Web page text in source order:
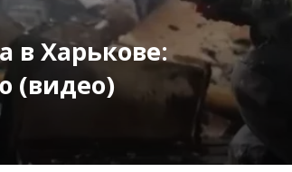
по Харькову:
в Харькове:
(видео)
чем била РФ
погиб
(фото)
8 августа:
«Шахед»
на